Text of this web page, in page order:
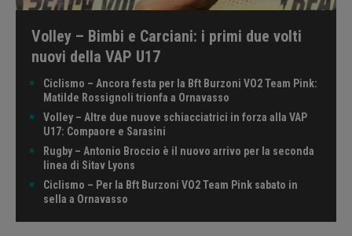
Volley – Bimbi e Carciani: i primi due volti
nuovi della VAP U17
Ciclismo – Ancora festa per la Bft Burzoni VO2 Team Pink:
Matilde Rossignoli trionfa a Ornavasso
Volley – Altre due nuove schiacciatrici in forza alla VAP
U17: Compaore e Sarasini
Rugby – Antonio Broccio è il nuovo arrivo per la seconda
linea di Sitav Lyons
Ciclismo – Per la Bft Burzoni VO2 Team Pink sabato in
sella a Ornavasso